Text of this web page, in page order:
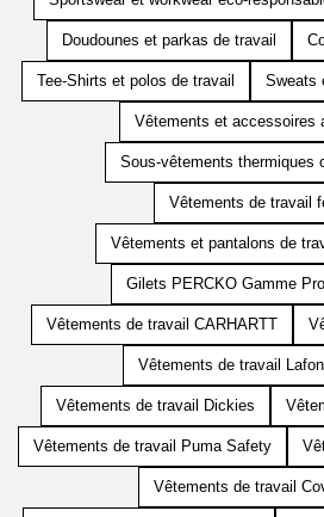
Doudounes et parkas de travail
Tee-Shirts et polos de travail Sweats
Vêtements et accessoires
Sous-vêtements thermiques
Vêtements de travail
Vêtements et pantalons de
Gilets PERCKO Gamme
Vêtements de travail CARHARTT
Vêtements de travail
Vêtements de travail Dickies
Vêtements de travail Puma Safety
Vêtements de travail